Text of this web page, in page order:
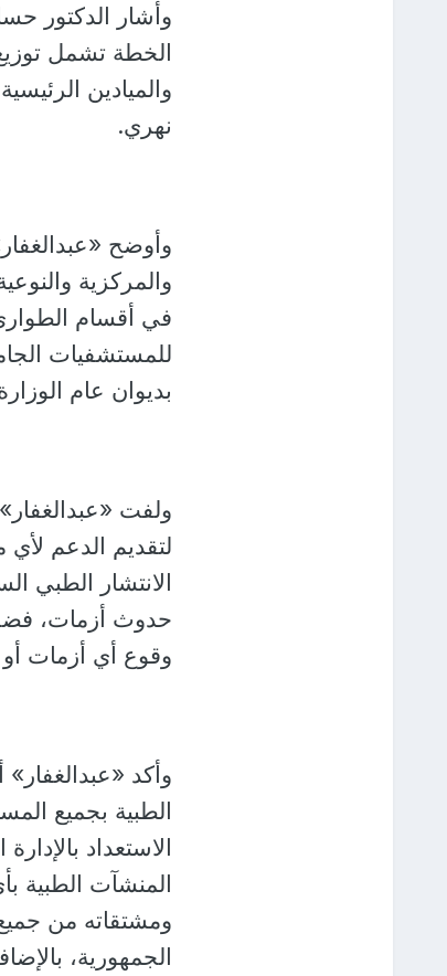
وأشار الدكتور
نهري.
وأوضح
والمركزية
في أقسام
للمستشفيات
بديوان عام
ولفت
لتقديم الدعم
الانتشار الطبي
حدوث أزمات،
وقوع أي أزمات
وأكد
الطبية بجميع
الاستعداد
المنشآت الطبية
ومشتقاته من
الجمهورية،